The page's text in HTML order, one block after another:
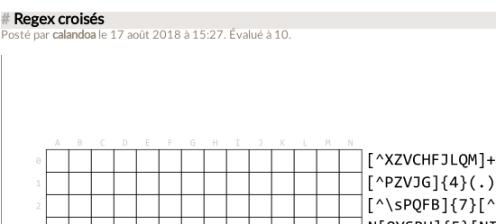
# Regex croisés
Posté parcalandoa le 17 août 2018 à 15:27. Évalué à 10.